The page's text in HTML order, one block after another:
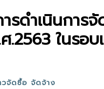
รดำเนินการ
ในรอ
วจัดซื้อ จัดจ้าง